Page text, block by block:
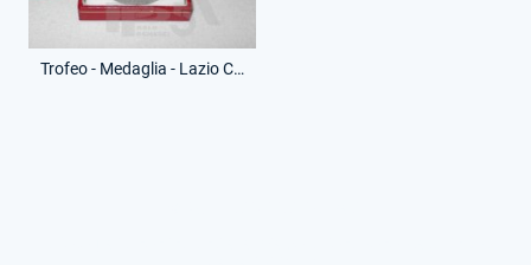
Trofeo - Medaglia - Lazio Club Marino - (Retro)